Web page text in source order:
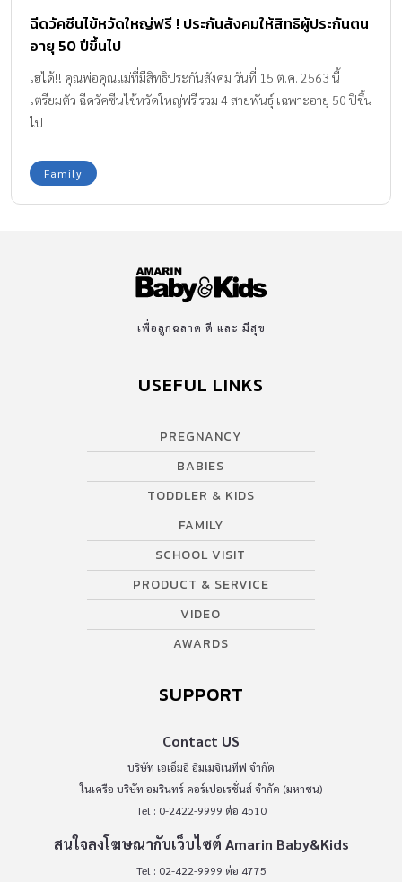
ฉีดวัคซีนไข้หวัดใหญ่ฟรี ! ประกันสังคมให้สิทธิผู้ประกันตน
อายุ 50 ปีขึ้นไป
เฮได้!! คุณพ่อคุณแม่ที่มีสิทธิประกันสังคม วันที่ 15 ต.ค. 2563 นี้
เตรียมตัว ฉีดวัคซีนไข้หวัดใหญ่ฟรี รวม 4 สายพันธุ์ เฉพาะอายุ 50 ปีขึ้น
ไป
Family
เพื่อลูกฉลาด ดี และ มีสุข
USEFUL LINKS
PREGNANCY
BABIES
TODDLER & KIDS
FAMILY
SCHOOL VISIT
PRODUCT & SERVICE
VIDEO
AWARDS
SUPPORT
Contact US
บริษัท เอเอ็มอี อิมเมจิเนทีฟ จำกัด
ในเครือ บริษัท อมรินทร์ คอร์เปอเรชั่นส์ จำกัด (มหาชน)
Tel : 0-2422-9999 ต่อ 4510
สนใจลงโฆษณากับเว็บไซต์ Amarin Baby&Kids
Tel : 02-422-9999 ต่อ 4775